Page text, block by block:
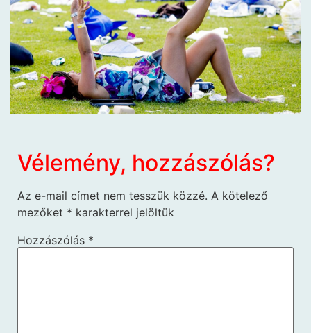
Vélemény, hozzászólás?
Az e-mail címet nem tesszük közzé. A kötelező
mezőket * karakterrel jelöltük
Hozzászólás *